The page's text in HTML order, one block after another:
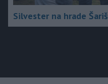
Silvester na hrade Šariš